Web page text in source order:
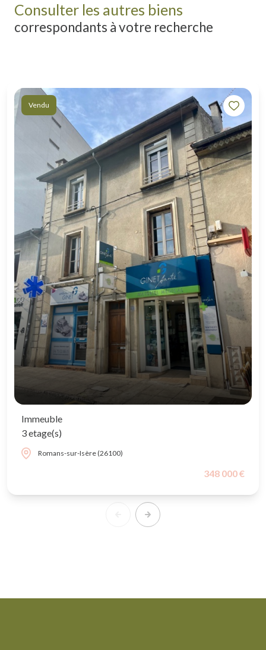
Consulter les autres biens
correspondants à votre recherche
Vendu
Immeuble
3 etage(s)
Romans-sur-Isère (26100)
348 000 €